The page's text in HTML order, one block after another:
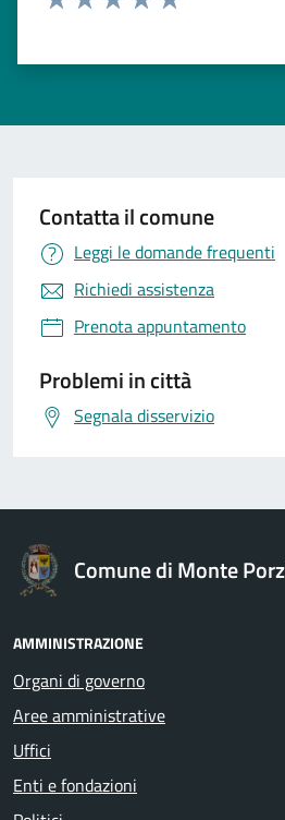
Contatta il comune
Leggi le domande frequenti
Richiedi assistenza
Prenota appuntamento
Problemi in città
Segnala disservizio
Comune di Monte
AMMINISTRAZIONE
Organi di governo
Aree amministrative
Uffici
Enti e fondazioni